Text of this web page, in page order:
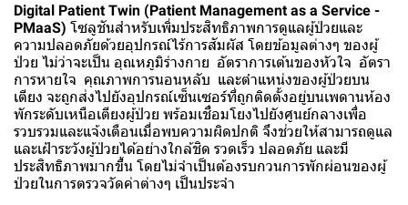
Digital Patient Twin (Patient Management as a Service -
PMaaS) โซลูชันสำหรับเพิ่มประสิทธิภาพการดูแลผู้ป่วยและ
ความปลอดภัยด้วยอุปกรณ์ไร้การสัมผัส โดยข้อมูลต่างๆ ของผู้
ป่วย ไม่ว่าจะเป็น อุณหภูมิร่างกาย อัตราการเต้นของหัวใจ อัตรา
การหายใจ คุณภาพการนอนหลับ และตำแหน่งของผู้ป่วยบน
เตียง จะถูกส่งไปยังอุปกรณ์เซ็นเซอร์ที่ถูกติดตั้งอยู่บนเพดานห้อง
พักระดับเหนือเตียงผู้ป่วย พร้อมเชื่อมโยงไปยังศูนย์กลางเพื่อ
รวบรวมและแจ้งเตือนเมื่อพบความผิดปกติ จึงช่วยให้สามารถดูแล
และเฝ้าระวังผู้ป่วยได้อย่างใกล้ชิด รวดเร็ว ปลอดภัย และมี
ประสิทธิภาพมากขึ้น โดยไม่จำเป็นต้องรบกวนการพักผ่อนของผู้
ป่วยในการตรวจวัดค่าต่างๆ เป็นประจำ